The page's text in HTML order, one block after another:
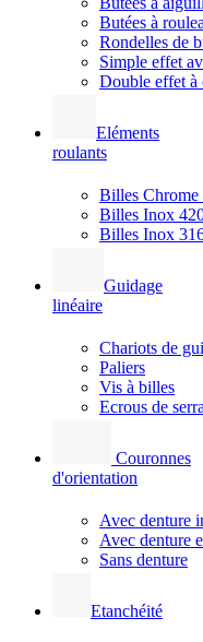
Butées à
Rondelles de
Simple effet
Double effet à
Eléments
roulants
Billes Chrome
Billes Inox
Billes Inox
Guidage
linéaire
Chariots de
Paliers
Vis à billes
Ecrous de
Couronnes
d'orientation
Avec denture
Avec denture
Sans denture
Etanchéité